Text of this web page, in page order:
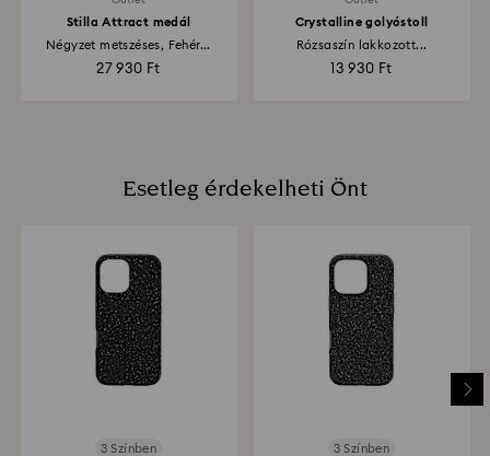
Stilla Attract medál
Négyzet metszéses, Fehér...
27 930 Ft
Crystalline golyóstoll
Rózsaszín lakkozott...
13 930 Ft
Esetleg érdekelheti Önt
3 Színben 3 Színben